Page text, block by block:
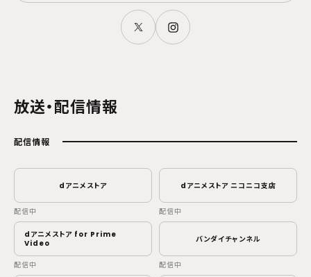
放送・配信情報
配信情報
dアニメストア
配信中
dアニメストア ニコニコ支店
配信中
dアニメストア for Prime
Video
配信中
バンダイチャンネル
配信中